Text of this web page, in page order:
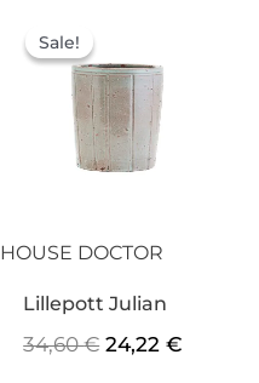
Sale!
HOUSE DOCTOR
Sale!
Lillepott Julian
34,60€
oli:
34,60 €.
24,22€